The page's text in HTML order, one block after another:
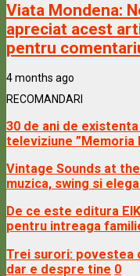
Viata Mondena:
apreciat acest
pentru
4 months ago
RECOMANDARI
30 de ani de
televiziune ”Memoria
Vintage Sounds at
muzica, swing si
De ce este editura
pentru intreaga
Trei surori: povestea
dar e despre tine 0